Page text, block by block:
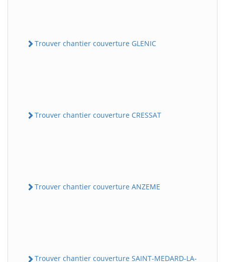
Trouver chantier couverture GLENIC
Trouver chantier couverture CRESSAT
Trouver chantier couverture ANZEME
Trouver chantier couverture SAINT-MEDARD-LA-